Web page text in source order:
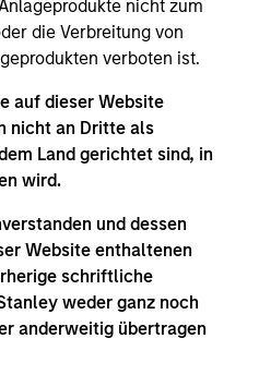
nicht zum
die Verbreitung von
verboten ist.
auf dieser Website
nicht an Dritte als
Land gerichtet sind, in
wird.
und dessen
Website enthaltenen
schriftliche
weder ganz noch
anderweitig übertragen
KPMG, advising private
on strategy, M&A and
received a B.S. and
Industrial Engineering
de Madrid and an
and Management
the University of
2023 Women to